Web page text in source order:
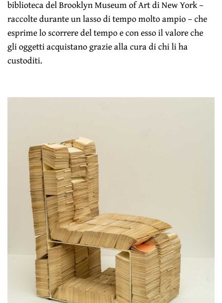
biblioteca del Brooklyn Museum of Art di New York –
raccolte durante un lasso di tempo molto ampio – che
esprime lo scorrere del tempo e con esso il valore che
gli oggetti acquistano grazie alla cura di chi li ha
custoditi.